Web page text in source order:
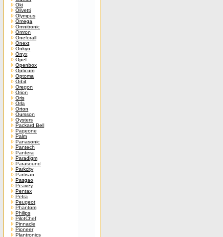
Oki
Olivetti
Olympus
Omega
Omnitronic
Omron
Oneforall
Onext
Onkyo
Onyx
Opel
Openbox
Opticum
Optoma
Orbit
Oregon
Orion
Oris
Orla
Orton
Oursson
Oysters
Packard Bell
Pageone
Palm
Panasonic
Pantech
Pantera
Paradigm
Parasound
Parkcity
Partisan
Pasgao
Peavey
Pentax
Petra
Peugeot
Phantom
Philips
PilotChef
Pinnacle
Pioneer
Plantronics